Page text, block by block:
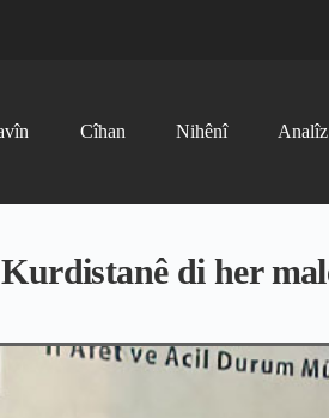
Cîhan Nihênî Analîz
di her